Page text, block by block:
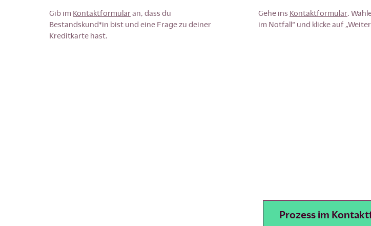
Gib im Kontaktformularan, dass du
Bestandskund*in bist und eine Frage zu deiner
Kreditkarte hast.
Gehe ins Kontaktformular .
im Notfall“ und klicke auf
Prozess im